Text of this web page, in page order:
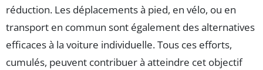
réduction. Les déplacements à pied, en vélo, ou en
transport en commun sont également des alternatives
efficaces à la voiture individuelle. Tous ces efforts,
cumulés, peuvent contribuer à atteindre cet objectif